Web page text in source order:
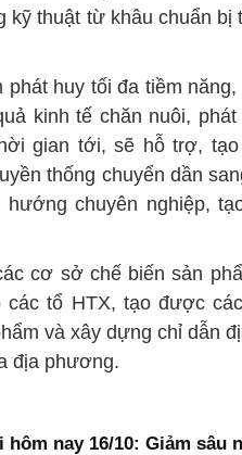
kỹ thuật từ khâu chuẩn bị
phát huy tối đa tiềm
kinh tế chăn nuôi,
gian tới, sẽ hỗ trợ,
thống chuyển dần
chuyên nghiệp,
cơ sở chế biến sản
tổ HTX, tạo được
và xây dựng chỉ dẫn
địa phương.
hôm nay 16/10: Giảm sâu